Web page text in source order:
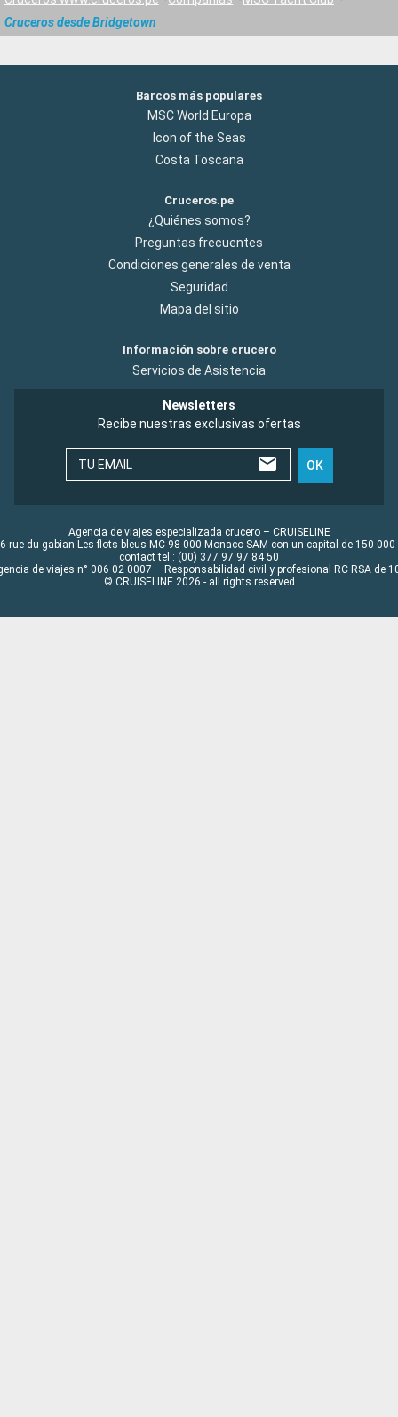
Cruceros desde Bridgetown
Barcos más populares
MSC World Europa
Icon of the Seas
Costa Toscana
Cruceros.pe
¿Quiénes somos?
Preguntas frecuentes
Condiciones generales de venta
Seguridad
Mapa del sitio
Información sobre crucero
Servicios de Asistencia
Newsletters
Recibe nuestras exclusivas ofertas
TU EMAIL OK
Agencia de viajes especializada crucero – CRUISELINE
rue du gabian Les flots bleus MC 98 000 Monaco SAM con un capital de 150 000
contact tel : (00) 377 97 97 84 50
de viajes n° 006 02 0007 – Responsabilidad civil y profesional RC RSA de
© CRUISELINE 2026 - all rights reserved